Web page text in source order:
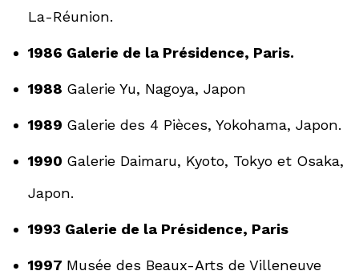
La-Réunion.
1986 Galerie de la Présidence, Paris.
1988 Galerie Yu, Nagoya, Japon
1989 Galerie des 4 Pièces, Yokohama, Japon.
1990 Galerie Daimaru, Kyoto, Tokyo et Osaka,
Japon.
1993 Galerie de la Présidence, Paris
1997 Musée des Beaux-Arts de Villeneuve